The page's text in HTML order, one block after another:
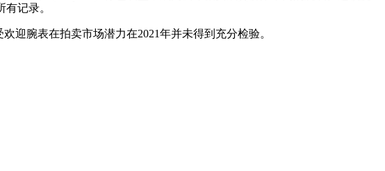
记录。
腕表在拍卖市场潜力在2021年并未得到充分检验。